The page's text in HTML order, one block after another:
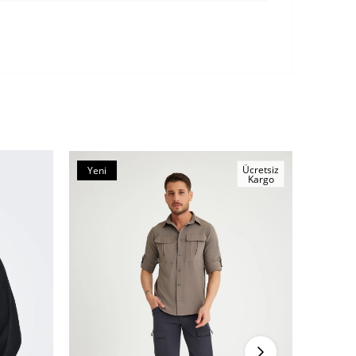
Yeni
Ücretsiz
Kargo